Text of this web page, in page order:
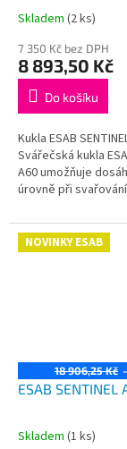
samostmívací
Průměrné
produktu
je
5,0
hvězdiček.
Skladem (2 ks)
7 350 Kč bez DPH
8 893,50 Kč
Do košíku
Kukla ESAB
Svářečská kukla
A60 umožňuje
úrovně při
výhledu a
čistotě...
NOVINKY ESAB
18 906,25 Kč
ESAB SENTINEL
Průměrné
Skladem (1 ks)